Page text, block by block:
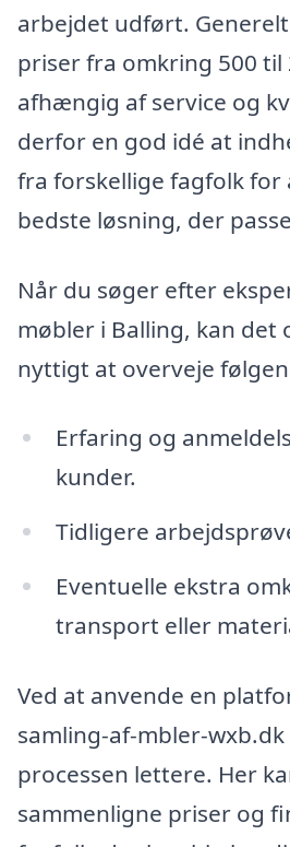
arbejdet udført.
priser fra omkring 500 til
afhængig af service og
derfor en god idé at
fra forskellige fagfolk for
bedste løsning, der
Når du søger efter
møbler i Balling, kan det
nyttigt at overveje
Erfaring og
kunder.
Tidligere
Eventuelle ekstra
transport eller
Ved at anvende en
samling-af-mbler-
processen lettere. Her
sammenligne priser og